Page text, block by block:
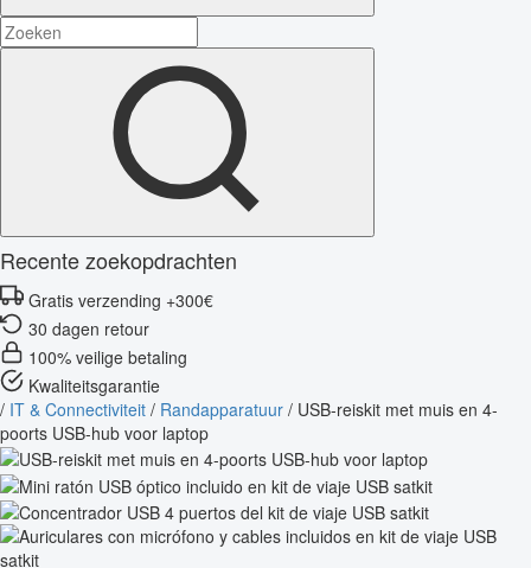
Recente zoekopdrachten
Gratis verzending +300€
30 dagen retour
100% veilige betaling
Kwaliteitsgarantie
/ IT & Connectiviteit / Randapparatuur / USB-reiskit met muis en 4-
poorts USB-hub voor laptop